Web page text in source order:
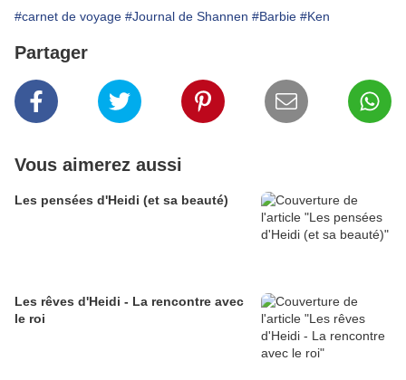
#carnet de voyage #Journal de Shannen #Barbie #Ken
Partager
Vous aimerez aussi
Les pensées d'Heidi (et sa beauté)
Les rêves d'Heidi - La rencontre avec
le roi